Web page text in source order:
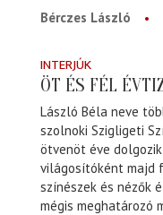
Bérczes László
INTERJÚK
ÖT ÉS FÉL
László Béla neve
szolnoki Szigligeti
ötvenöt éve
világosítóként majd
színészek és nézők
mégis meghatározó